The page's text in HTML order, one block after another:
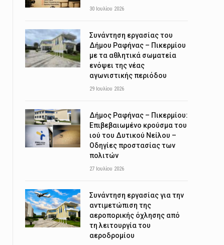
30 Ιουλίου 2026
Συνάντηση εργασίας του
Δήμου Ραφήνας – Πικερμίου
με τα αθλητικά σωματεία
ενόψει της νέας
αγωνιστικής περιόδου
29 Ιουλίου 2026
Δήμος Ραφήνας – Πικερμίου:
Επιβεβαιωμένο κρούσμα του
ιού του Δυτικού Νείλου –
Οδηγίες προστασίας των
πολιτών
27 Ιουλίου 2026
Συνάντηση εργασίας για την
αντιμετώπιση της
αεροπορικής όχλησης από
τη λειτουργία του
αεροδρομίου